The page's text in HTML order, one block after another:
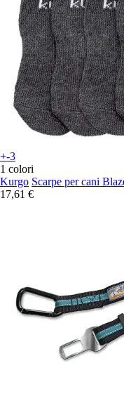
+-3
1 colori
Kurgo Scarpe per cani
17,61 €